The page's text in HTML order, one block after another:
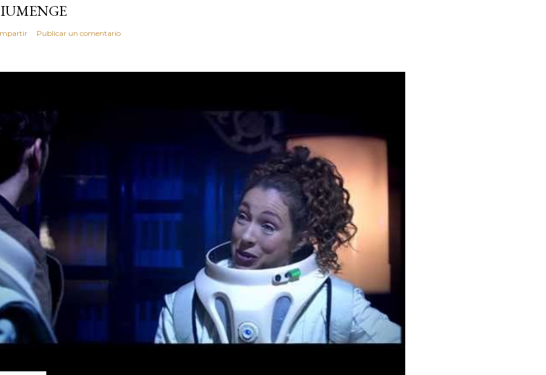
Publicar un comentario